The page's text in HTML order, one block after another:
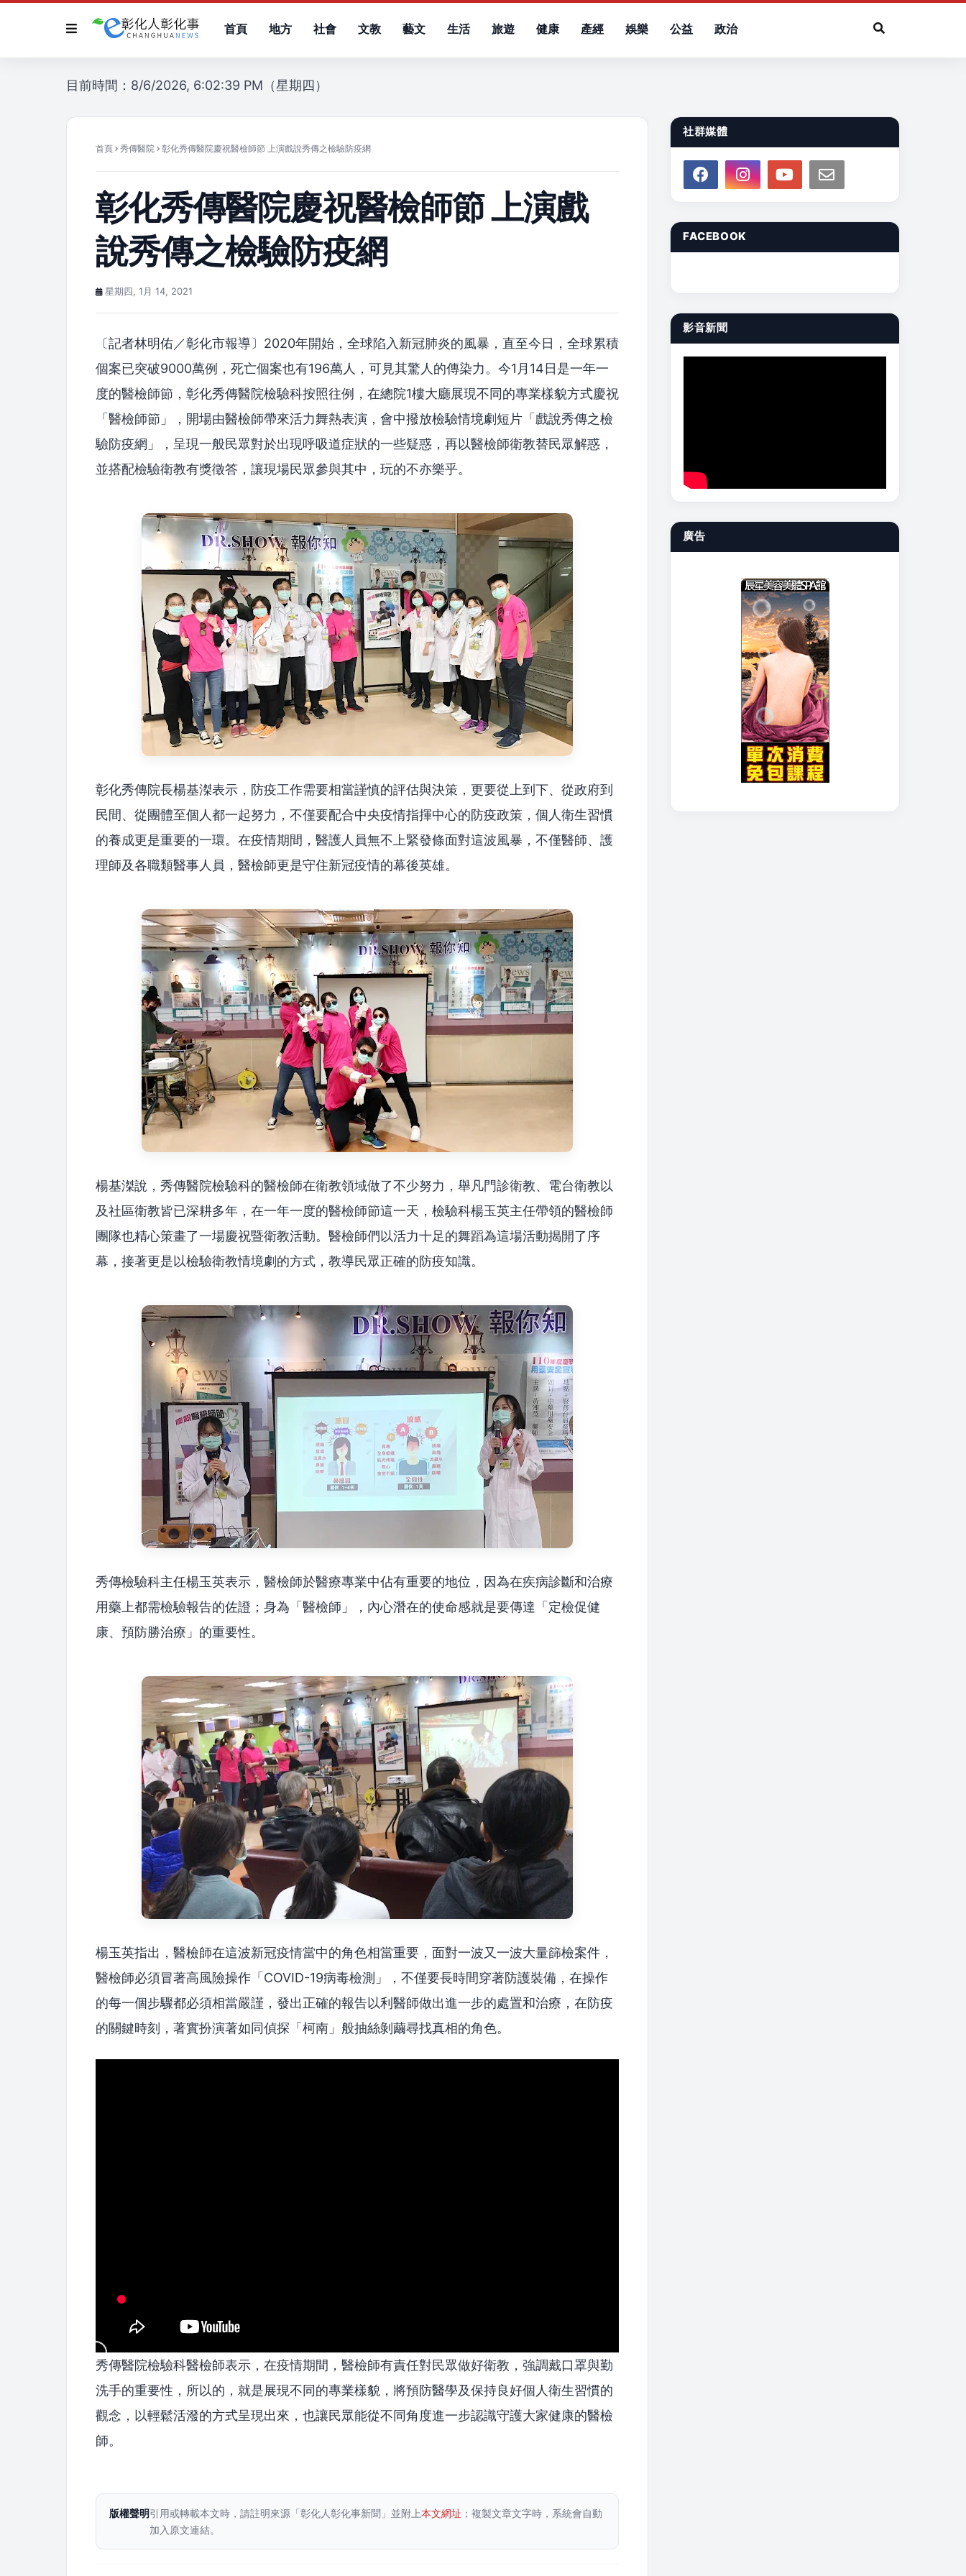
首頁 地方 社會 文教 藝文 生活 旅遊 健康 產經 娛樂 公益 政治
目前時間：8/6/2026, 6:02:39 PM（星期四）
首頁 秀傳醫院 彰化秀傳醫院慶祝醫檢師節 上演戲說秀傳之檢驗防疫網
彰化秀傳醫院慶祝醫檢師節 上演戲
說秀傳之檢驗防疫網
星期四, 1月 14, 2021
〔記者林明佑／彰化市報導〕2020年開始，全球陷入新冠肺炎的風暴，直至今日，全球累積
個案已突破9000萬例，死亡個案也有196萬人，可見其驚人的傳染力。今1月14日是一年一
度的醫檢師節，彰化秀傳醫院檢驗科按照往例，在總院1樓大廳展現不同的專業樣貌方式慶祝
「醫檢師節」，開場由醫檢師帶來活力舞熱表演，會中撥放檢驗情境劇短片「戲說秀傳之檢
驗防疫網」，呈現一般民眾對於出現呼吸道症狀的一些疑惑，再以醫檢師衛教替民眾解惑，
並搭配檢驗衛教有獎徵答，讓現場民眾參與其中，玩的不亦樂乎。
彰化秀傳院長楊基滐表示，防疫工作需要相當謹慎的評估與決策，更要從上到下、從政府到
民間、從團體至個人都一起努力，不僅要配合中央疫情指揮中心的防疫政策，個人衛生習慣
的養成更是重要的一環。在疫情期間，醫護人員無不上緊發條面對這波風暴，不僅醫師、護
理師及各職類醫事人員，醫檢師更是守住新冠疫情的幕後英雄。
楊基滐說，秀傳醫院檢驗科的醫檢師在衛教領域做了不少努力，舉凡門診衛教、電台衛教以
及社區衛教皆已深耕多年，在一年一度的醫檢師節這一天，檢驗科楊玉英主任帶領的醫檢師
團隊也精心策畫了一場慶祝暨衛教活動。醫檢師們以活力十足的舞蹈為這場活動揭開了序
幕，接著更是以檢驗衛教情境劇的方式，教導民眾正確的防疫知識。
秀傳檢驗科主任楊玉英表示，醫檢師於醫療專業中佔有重要的地位，因為在疾病診斷和治療
用藥上都需檢驗報告的佐證；身為「醫檢師」，內心潛在的使命感就是要傳達「定檢促健
康、預防勝治療」的重要性。
楊玉英指出，醫檢師在這波新冠疫情當中的角色相當重要，面對一波又一波大量篩檢案件，
醫檢師必須冒著高風險操作「COVID-19病毒檢測」，不僅要長時間穿著防護裝備，在操作
的每一個步驟都必須相當嚴謹，發出正確的報告以利醫師做出進一步的處置和治療，在防疫
的關鍵時刻，著實扮演著如同偵探「柯南」般抽絲剝繭尋找真相的角色。
秀傳醫院檢驗科醫檢師表示，在疫情期間，醫檢師有責任對民眾做好衛教，強調戴口罩與勤
洗手的重要性，所以的，就是展現不同的專業樣貌，將預防醫學及保持良好個人衛生習慣的
觀念，以輕鬆活潑的方式呈現出來，也讓民眾能從不同角度進一步認識守護大家健康的醫檢
師。
版權聲明引用或轉載本文時，請註明來源「彰化人彰化事新聞」並附上本文網址 ；複製文章文字時，系統會自動
加入原文連結。
社群媒體
FACEBOOK
影音新聞
廣告